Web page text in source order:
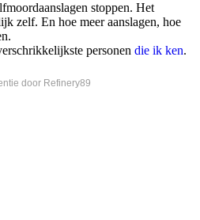
stoppen. Het
zelf. En hoe meer aanslagen, hoe
personen die ik ken.
door Refinery89